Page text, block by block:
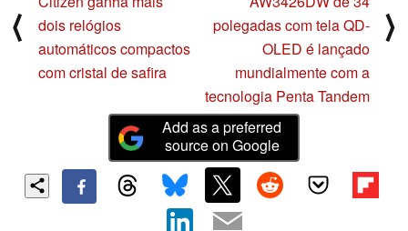
⟨
dois relógios
automáticos compactos
com cristal de safira
polegadas com tela QD-
OLED é lançado
mundialmente com a
tecnologia Penta Tandem
⟩
Add as a preferred
source on Google